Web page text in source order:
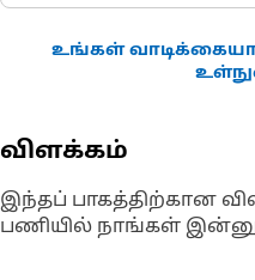
உங்கள்
விளக்கம்
இந்தப் பாகத்திற்கான
பணியில் நாங்கள்